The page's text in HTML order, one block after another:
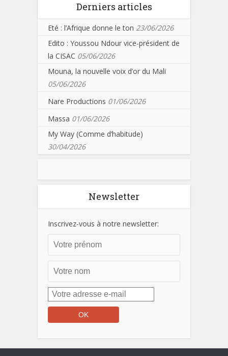
Derniers articles
Eté : l’Afrique donne le ton 23/06/2026
Edito : Youssou Ndour vice-président de
la CISAC 05/06/2026
Mouna, la nouvelle voix d’or du Mali
05/06/2026
Nare Productions 01/06/2026
Massa 01/06/2026
My Way (Comme d’habitude)
30/04/2026
Newsletter
Inscrivez-vous à notre newsletter: